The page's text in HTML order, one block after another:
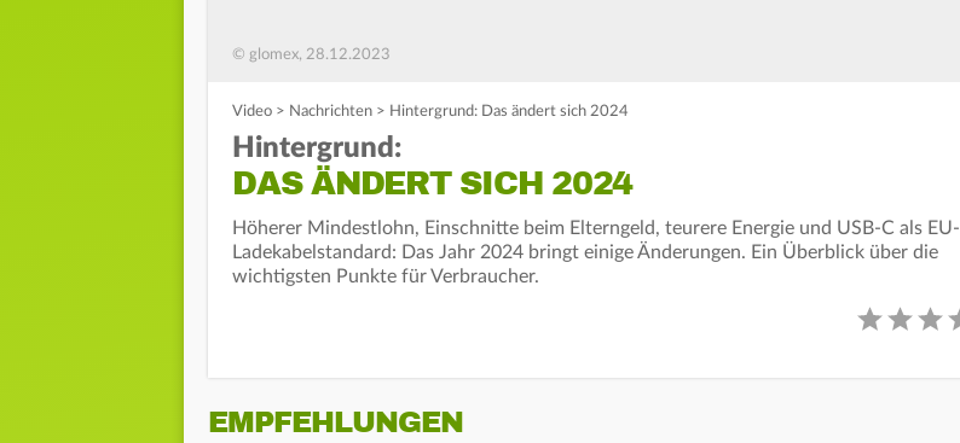
© glomex, 28.12.2023
Video > Nachrichten > Hintergrund: Das ändert sich 2024
Hintergrund:
DAS ÄNDERT SICH 2024
Höherer Mindestlohn, Einschnitte beim Elterngeld, teurere Energie und USB-C als EU-
Ladekabelstandard: Das Jahr 2024 bringt einige Änderungen. Ein Überblick über die
wichtigsten Punkte für Verbraucher.
EMPFEHLUNGEN